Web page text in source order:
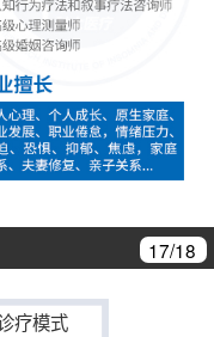
17/18
疗模式